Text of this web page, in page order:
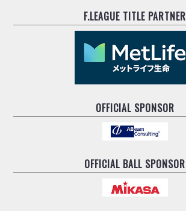
シュライカー大阪
ボルクバレット北九州
バサジィ大分
選手の通算記録（Ｆ２）
ヴォスクオーレ仙台
マルバ水戸FC
リガーレヴィア葛飾
ヴィンセドール白山
F.LEAGUE TITLE PARTNER
OFFICIAL SPONSOR
OFFICIAL BALL SPONSOR